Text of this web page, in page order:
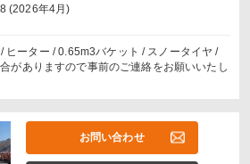
(2026年4月)
ヒーター / 0.65m3バケット / スノータイヤ /
ありますので事前のご連絡をお願いいたし
お問い合わせ